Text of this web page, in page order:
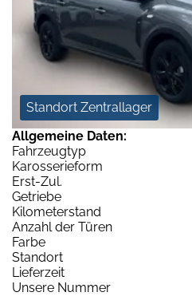
Standort Zentrallager
Allgemeine Daten:
Fahrzeugtyp
Karosserieform
Erst-Zul.
Getriebe
Kilometerstand
Anzahl der Türen
Farbe
Standort
Lieferzeit
Unsere Nummer